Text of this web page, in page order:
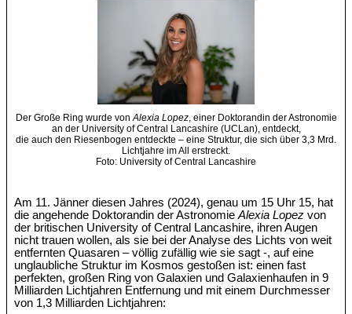
Der Große Ring wurde von Alexia Lopez, einer Doktorandin der Astronomie
an der University of Central Lancashire (UCLan), entdeckt,
die auch den Riesenbogen entdeckte – eine Struktur, die sich über 3,3 Mrd.
Lichtjahre im All erstreckt.
Foto: University of Central Lancashire
Am 11. Jänner diesen Jahres (2024), genau um 15 Uhr 15, hat
die angehende Doktorandin der AstronomieAlexia Lopez von
der britischen University of Central Lancashire, ihren Augen
nicht trauen wollen, als sie bei der Analyse des Lichts von weit
entfernten Quasaren – völlig zufällig wie sie sagt -, auf eine
unglaubliche Struktur im Kosmos gestoßen ist: einen fast
perfekten, großen Ring von Galaxien und Galaxienhaufen in 9
Milliarden Lichtjahren Entfernung und mit einem Durchmesser
von 1,3 Milliarden Lichtjahren: